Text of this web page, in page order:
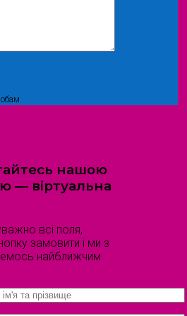
нашою
— віртуальна
всі поля,
замовити і ми з
найближчим